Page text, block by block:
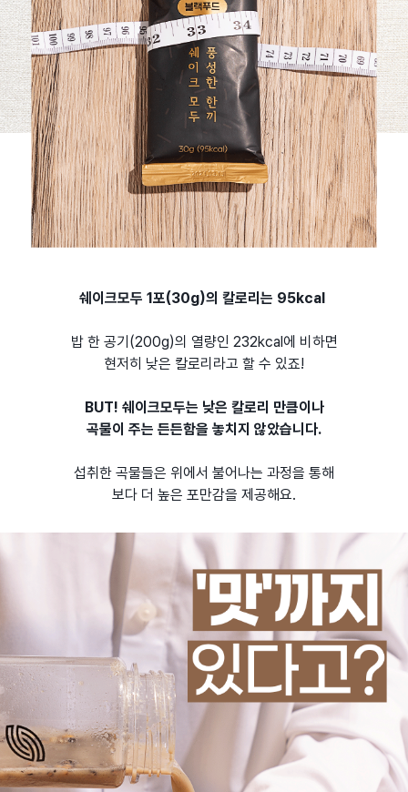
쉐이크모두 1포(30g)의 칼로리는 95kcal
밥 한 공기(200g)의 열량인 232kcal에 비하면
현저히 낮은 칼로리라고 할 수 있죠!
BUT! 쉐이크모두는 낮은 칼로리 만큼이나
곡물이 주는 든든함을 놓치지 않았습니다.
섭취한 곡물들은 위에서 불어나는 과정을 통해
보다 더 높은 포만감을 제공해요.